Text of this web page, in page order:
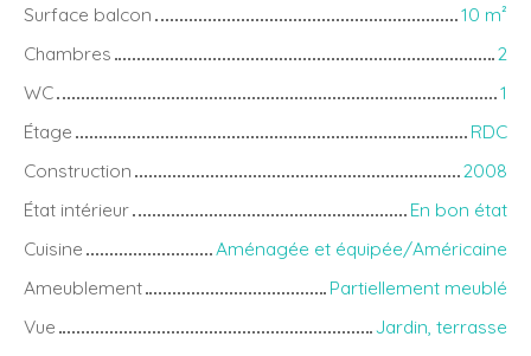
Surface balcon
10 m²
Chambres
2
WC
1
Étage
RDC
Construction
2008
État intérieur
En bon état
Cuisine
Aménagée et équipée/Américaine
Ameublement
Partiellement meublé
Vue
Jardin, terrasse